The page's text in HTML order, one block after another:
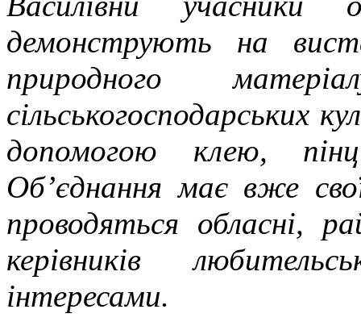
демонструють на
природного
сільськогосподарських
допомогою клею,
Об’єднання має вже
проводяться обласні,
керівників
інтересами.